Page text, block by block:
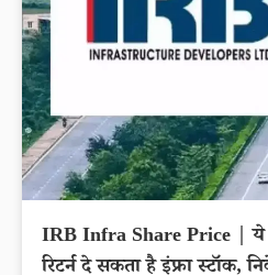
IRB Infra Share Price | ये